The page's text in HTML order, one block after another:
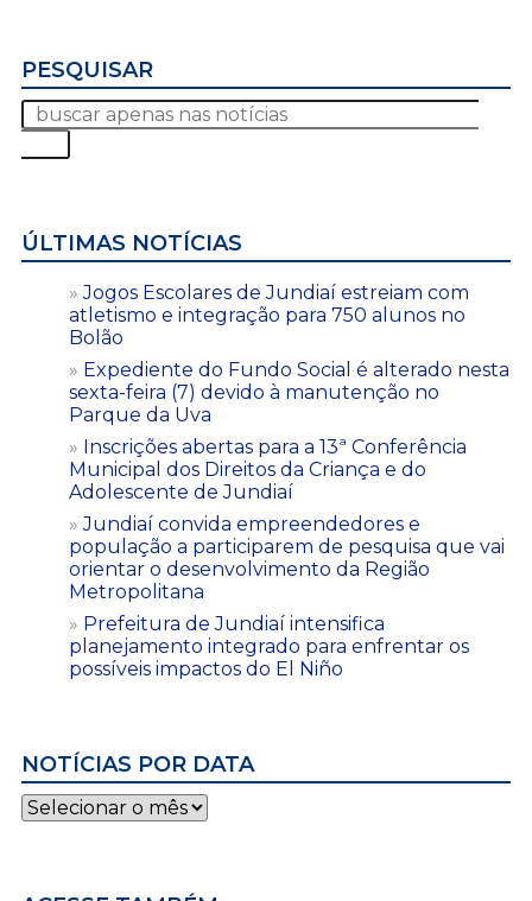
PESQUISAR
ÚLTIMAS NOTÍCIAS
Jogos Escolares de Jundiaí estreiam com
atletismo e integração para 750 alunos no
Bolão
Expediente do Fundo Social é alterado nesta
sexta-feira (7) devido à manutenção no
Parque da Uva
Inscrições abertas para a 13ª Conferência
Municipal dos Direitos da Criança e do
Adolescente de Jundiaí
Jundiaí convida empreendedores e
população a participarem de pesquisa que vai
orientar o desenvolvimento da Região
Metropolitana
Prefeitura de Jundiaí intensifica
planejamento integrado para enfrentar os
possíveis impactos do El Niño
NOTÍCIAS POR DATA
Notícias
por